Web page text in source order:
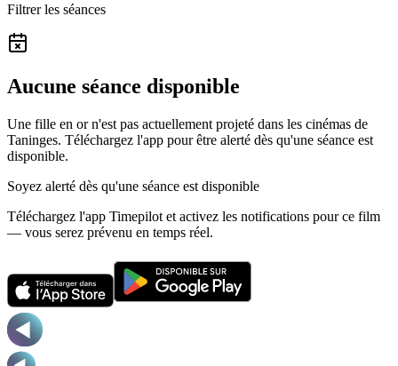
Filtrer les séances
Aucune séance disponible
Une fille en or n'est pas actuellement projeté dans les cinémas de
Taninges. Téléchargez l'app pour être alerté dès qu'une séance est
disponible.
Soyez alerté dès qu'une séance est disponible
Téléchargez l'app Timepilot et activez les notifications pour ce film
— vous serez prévenu en temps réel.